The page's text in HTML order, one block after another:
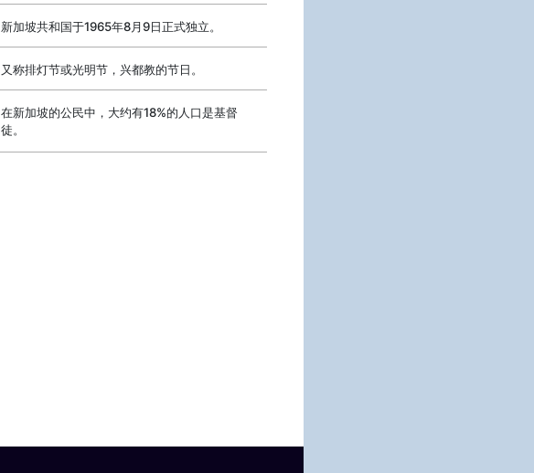
新加坡共和国于1965年8月9日正式独立。
又称排灯节或光明节，兴都教的节日。
在新加坡的公民中，大约有18%的人口是基督
徒。